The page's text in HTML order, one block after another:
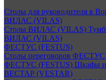
Столы для руководителя в
ВИЛАС (VILAS)
Столы ВИЛАС (VILAS)
ВИЛАС (VILAS)
ФЕСТУС (FESTUS)
Столы переговоров ФЕСТУС
ФЕСТУС (FESTUS) Шкафы и
ВЕСТАР (VESTAR)